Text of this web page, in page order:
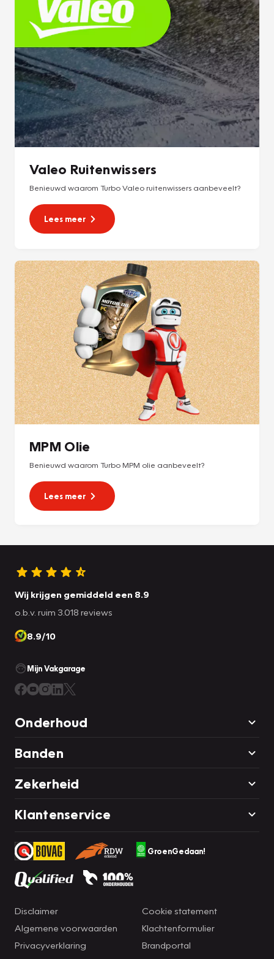
Valeo Ruitenwissers
Benieuwd waarom Turbo Valeo ruitenwissers aanbeveelt?
Lees meer
MPM Olie
Benieuwd waarom Turbo MPM olie aanbeveelt?
Lees meer
Wij krijgen gemiddeld een 8.9
o.b.v. ruim 3.018 reviews
8.9/10
Mijn Vakgarage
Onderhoud
Banden
Zekerheid
Klantenservice
GroenGedaan!
Disclaimer
Algemene voorwaarden
Privacyverklaring
Cookie statement
Klachtenformulier
Brandportal